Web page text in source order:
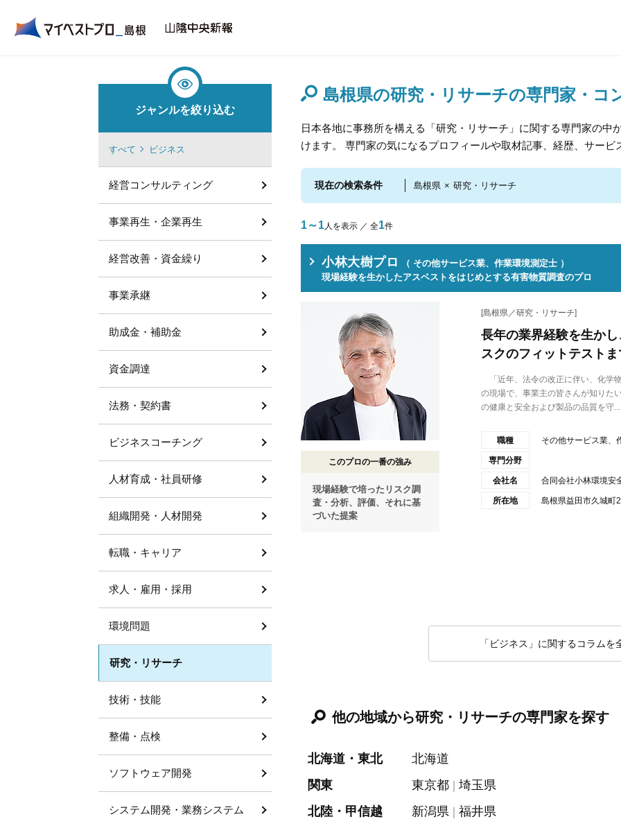
島根県の研究・リサーチの専門家・コ
日本各地に事務所を構える「研究・リサーチ」に関する専門家の中
けます。 専門家の気になるプロフィールや取材記事、経歴、サービ
現在の検索条件 島根県 × 研究・リサーチ
1～1人を表示 ／ 全1件
小林大樹プロ
（ その他サービス業、作業環境測定士 ）
現場経験を生かしたアスベストをはじめとする有害物質調査のプロ
このプロの一番の強み
現場経験で培ったリスク調
査・分析、評価、それに基
づいた提案
[島根県／研究・リサーチ]
長年の業界経験を生か
スクのフィットテスト
「近年、法令の改正に伴い、化学
の現場で、事業主の皆さんが知りた
の健康と安全および製品の品質を守...
職種 その他サービス業、
専門分野
会社名 合同会社小林環境安
所在地 島根県益田市久城町
「ビジネス」に関するコラムを
他の地域から研究・リサーチの専門家を探す
北海道・東北
北海道
関東
東京都
埼玉県
北陸・甲信越
新潟県
福井県
ジャンルを絞り込む
すべて ビジネス
経営コンサルティング
事業再生・企業再生
経営改善・資金繰り
事業承継
助成金・補助金
資金調達
法務・契約書
ビジネスコーチング
人材育成・社員研修
組織開発・人材開発
転職・キャリア
求人・雇用・採用
環境問題
研究・リサーチ
技術・技能
整備・点検
ソフトウェア開発
システム開発・業務システム